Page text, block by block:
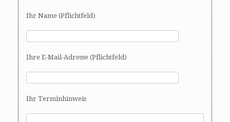
Ihr Name (Pflichtfeld)
Ihre E-Mail-Adresse (Pflichtfeld)
Ihr Terminhinweis